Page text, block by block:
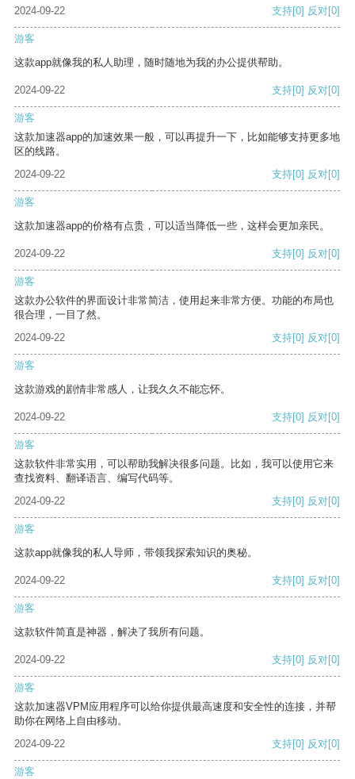
2024-09-22 支持[0] 反对[0]
游客
这款app就像我的私人助理，随时随地为我的办公提供帮助。
2024-09-22 支持[0] 反对[0]
游客
这款加速器app的加速效果一般，可以再提升一下，比如能够支持更多地
区的线路。
2024-09-22
支持[0] 反对[0]
游客
这款加速器app的价格有点贵，可以适当降低一些，这样会更加亲民。
2024-09-22 支持[0] 反对[0]
游客
这款办公软件的界面设计非常简洁，使用起来非常方便。功能的布局也
很合理，一目了然。
2024-09-22
支持[0] 反对[0]
游客
这款游戏的剧情非常感人，让我久久不能忘怀。
2024-09-22 支持[0] 反对[0]
游客
这款软件非常实用，可以帮助我解决很多问题。比如，我可以使用它来
查找资料、翻译语言、编写代码等。
2024-09-22
支持[0] 反对[0]
游客
这款app就像我的私人导师，带领我探索知识的奥秘。
2024-09-22 支持[0] 反对[0]
游客
这款软件简直是神器，解决了我所有问题。
2024-09-22 支持[0] 反对[0]
游客
这款加速器VPM应用程序可以给你提供最高速度和安全性的连接，并帮
助你在网络上自由移动。
2024-09-22
支持[0] 反对[0]
游客